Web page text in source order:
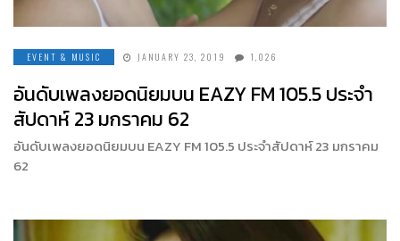
EVENT & MUSIC JANUARY 23, 2019 1,026
อันดับเพลงยอดนิยมบน EAZY FM 105.5 ประจำ
สัปดาห์ 23 มกราคม 62
อันดับเพลงยอดนิยมบน EAZY FM 105.5 ประจำสัปดาห์ 23 มกราคม
62